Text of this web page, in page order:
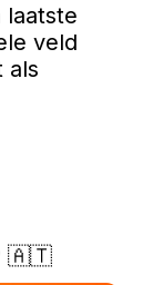
laatste
veld
als
🇦🇹